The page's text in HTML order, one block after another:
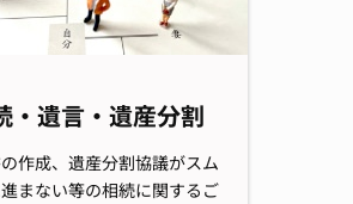
・遺言・遺産分割
作成、遺産分割協議がスム
まない等の相続に関するご